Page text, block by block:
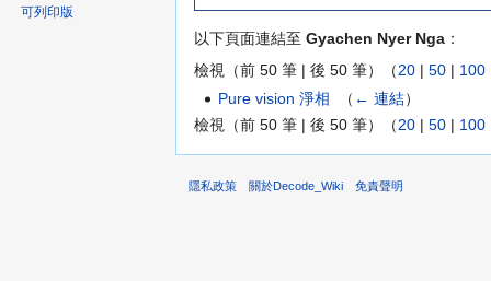
以下頁面連結至 Gyachen Nyer Nga ：
檢視（前 50 筆 | 後 50 筆）（20 | 50 | 100
Pure vision 淨相
（ ← 連結）
檢視（前 50 筆 | 後 50 筆）（20 | 50 | 100
可列印版
隱私政策 關於Decode_Wiki 免責聲明